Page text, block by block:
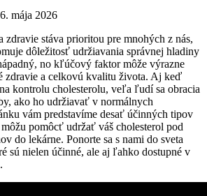
6. mája 2026
zdravie stáva prioritou pre mnohých z nás,
dôležitosť udržiavania správnej hladiny
no kľúčový faktor môže výrazne‌
zdravie a celkovú kvalitu života. Aj ⁣keď⁣
kontrolu cholesterolu, veľa ľudí sa obracia
ako ho udržiavať v normálnych
vám predstavíme desať účinných⁤ tipov
pomôcť udržať váš cholesterol pod
do lekárne. ⁢Ponorte sa⁢ s‌ nami do sveta
sú ​nielen účinné, ale⁤ aj ​ľahko⁤ dostupné v